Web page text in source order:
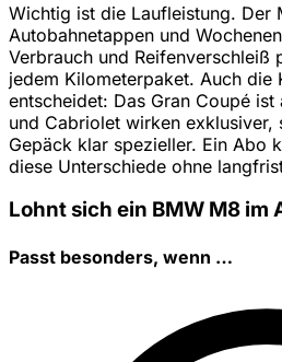
Wichtig ist die Laufleistung. Der
Autobahnetappen und
Verbrauch und Reifenverschleiß
jedem Kilometerpaket. Auch die
entscheidet: Das Gran Coupé
und Cabriolet wirken exklusiver,
Gepäck klar spezieller. Ein Abo
diese Unterschiede ohne
Lohnt sich ein BMW M8 im
Passt besonders, wenn …